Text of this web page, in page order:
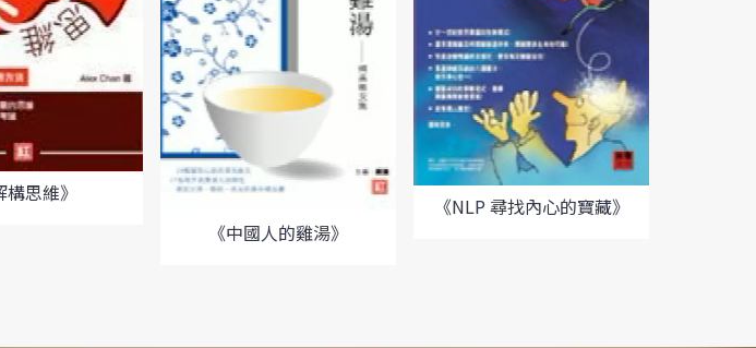
構思維》
《中國人的雞湯》
《NLP 尋找內心的寶藏》